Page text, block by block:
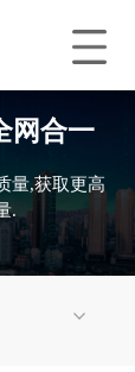
网合一
量,获取更高
.